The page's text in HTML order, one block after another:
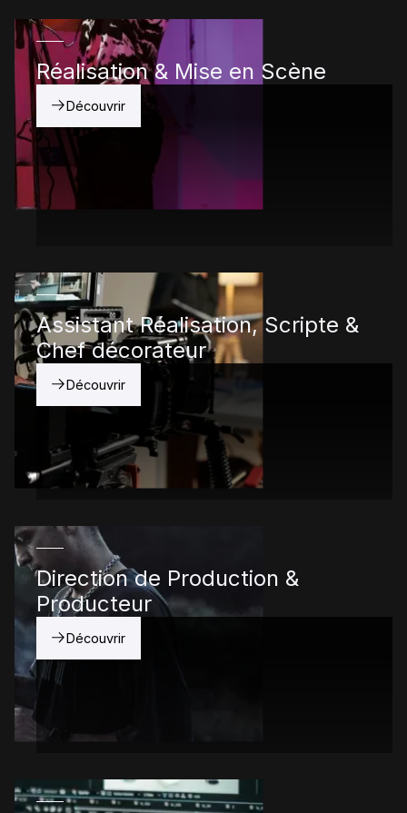
Réalisation & Mise en Scène
Découvrir
Assistant Réalisation, Scripte &
Chef décorateur
Découvrir
Direction de Production &
Producteur
Découvrir